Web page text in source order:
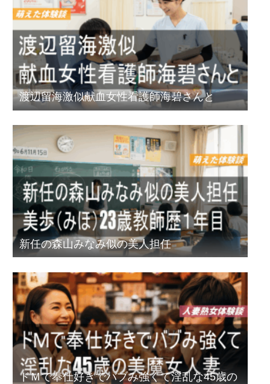
渡辺留海激似献血女性看護師海碧さんと
新任の森山みなみ似の美人担任
ドＭで奉仕好きでバブみ強くて淫乱な45歳の